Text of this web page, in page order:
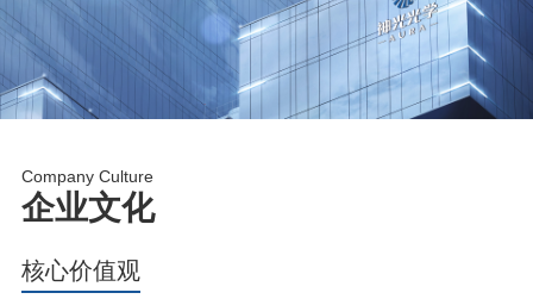
Company Culture
企业文化
核心价值观